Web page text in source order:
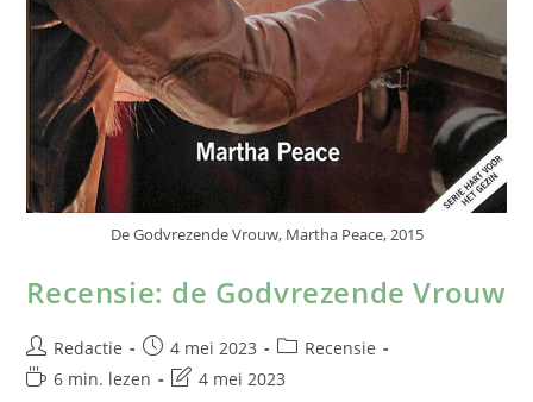
De Godvrezende Vrouw, Martha Peace, 2015
Recensie: de Godvrezende Vrouw
Redactie 4 mei 2023
Recensie
6 min. lezen
4 mei 2023